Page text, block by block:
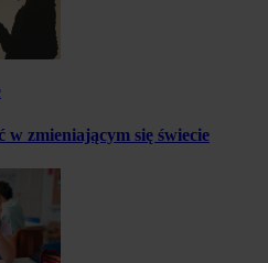
w zmieniającym się świecie